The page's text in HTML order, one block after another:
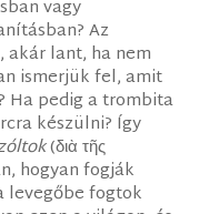
vagy
Az
lant, ha nem
ismerjük fel, amit
Ha pedig a trombita
készülni? Így
(διὰ τῆς
hogyan fogják
levegőbe fogtok